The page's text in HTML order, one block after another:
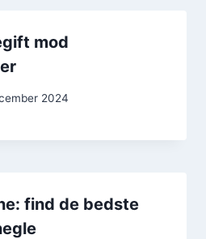
mod
2024
find de bedste